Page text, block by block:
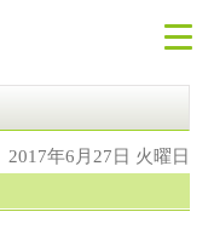
2017年6月27日 火曜日